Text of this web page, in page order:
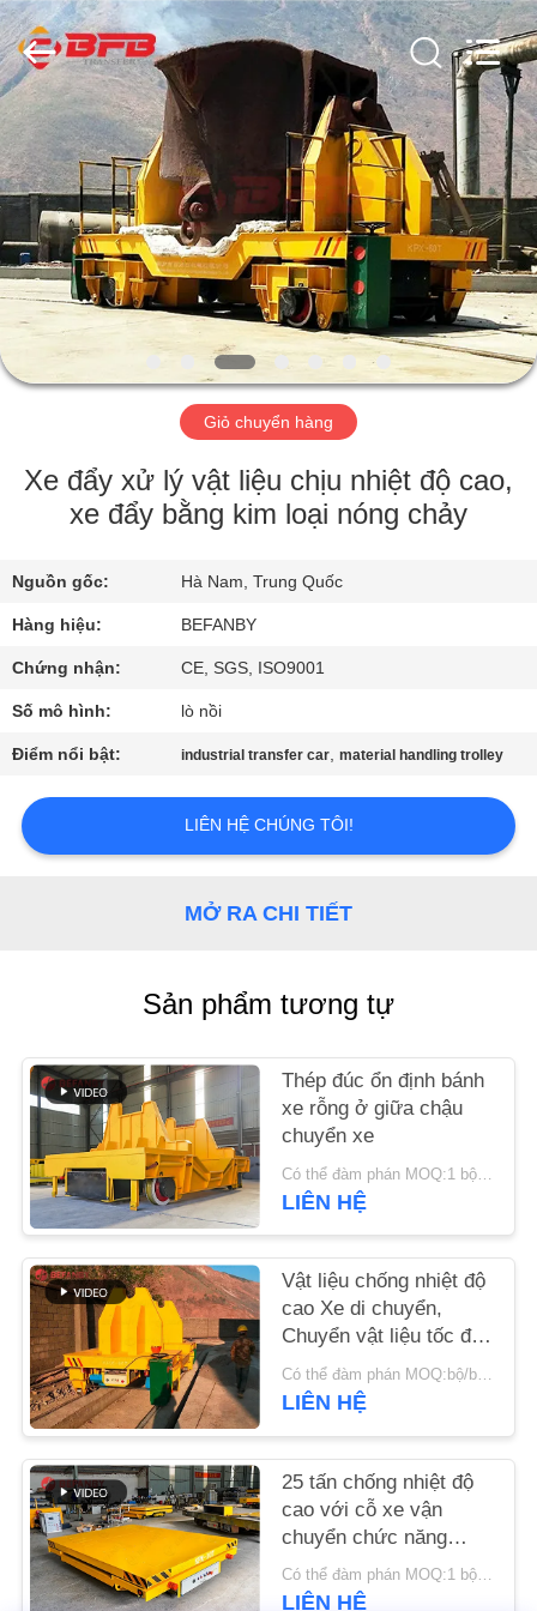
NHÀ
CÁC
SẢN
PHẨM
VỀ
CHÚNG
THAM
NHÀ
MÁY
KIỂM
SOÁT
LƯỢNG
TIN
TỨC
YÊU
CẦU
BÁO
GIÁ
SƠ
ĐỒ
TRANG
WEB
PRIVACY
Xinxiang
Hundred
Percent
Electrical
and
Mechanical
Co.,Ltd.
All
Rights
Reserved.
Giỏ chuyển hàng
Xe đẩy xử lý vật liệu chịu nhiệt độ cao,
xe đẩy bằng kim loại nóng chảy
Nguồn gốc: Hà Nam, Trung Quốc
Hàng hiệu: BEFANBY
Chứng nhận: CE, SGS, ISO9001
Số mô hình: lò nồi
Điểm nổi bật: industrial transfer car,material handling trolley
LIÊN HỆ CHÚNG TÔI!
MỞ RA CHI TIẾT
Sản phẩm tương tự
Thép đúc ổn định bánh
xe rỗng ở giữa chậu
chuyển xe
Có thể đàm phán MOQ:1 bộ/bộ
LIÊN HỆ
Vật liệu chống nhiệt độ
cao Xe di chuyển,
Chuyển vật liệu tốc độ
cao Xe đẩy kim loại
cho xưởng đúc
Có thể đàm phán MOQ:bộ/bộ 1
LIÊN HỆ
25 tấn chống nhiệt độ
cao với cỗ xe vận
chuyển chức năng
bơm thủy lực
Có thể đàm phán MOQ:1 bộ/ bộ
LIÊN HỆ